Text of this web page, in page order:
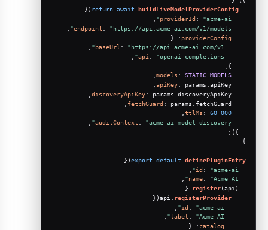
return await buildLiveModelProviderConfig
({
providerId : "acme-ai"
endpoint : "https://api.acme-ai.com/v1/models"
providerConfig
: {
baseUrl : "https://api.acme-ai.com/v1"
api : "openai-completions"
models : STATIC_MODELS
,
apiKey: params. apiKey
discoveryApiKey: params. discoveryApiKey
fetchGuard : params. fetchGuard
ttlMs : 60_000
auditContext : "acme-ai-model-discovery"
}
export default definePluginEntry
({
id : "acme-ai"
name: "Acme AI"
register(api ) {
registerProvider
({
id : "acme-ai"
label : "Acme AI"
catalog
: {